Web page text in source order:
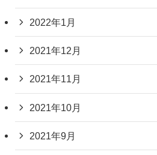
2022年1月
2021年12月
2021年11月
2021年10月
2021年9月